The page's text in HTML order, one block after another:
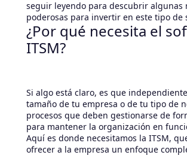
seguir leyendo para descubrir algunas
poderosas para invertir en este tipo de
¿Por qué necesita el
ITSM?
Si algo está claro, es que
tamaño de tu empresa o de tu tipo de
procesos que deben gestionarse de
para mantener la organización en
Aquí es donde necesitamos la ITSM,
ofrecer a la empresa un enfoque